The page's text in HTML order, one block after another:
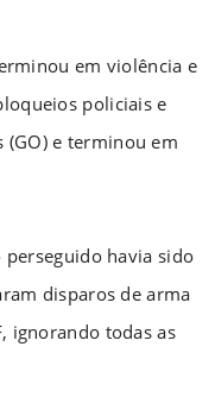
em violência e
policiais e
e terminou em
havia sido
disparos de arma
ignorando todas as